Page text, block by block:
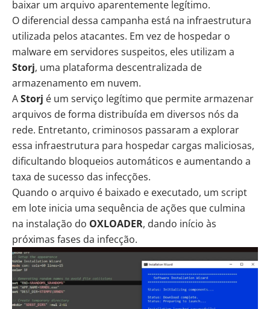
baixar um arquivo aparentemente legítimo.
O diferencial dessa campanha está na infraestrutura
utilizada pelos atacantes. Em vez de hospedar o
malware em servidores suspeitos, eles utilizam a
Storj, uma plataforma descentralizada de
armazenamento em nuvem.
AStorj é um serviço legítimo que permite armazenar
arquivos de forma distribuída em diversos nós da
rede. Entretanto, criminosos passaram a explorar
essa infraestrutura para hospedar cargas maliciosas,
dificultando bloqueios automáticos e aumentando a
taxa de sucesso das infecções.
Quando o arquivo é baixado e executado, um script
em lote inicia uma sequência de ações que culmina
na instalação do OXLOADER, dando início às
próximas fases da infecção.